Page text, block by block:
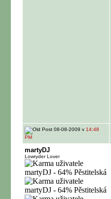
08-08-2009 v 14:48
PM
martyDJ
Lowryder Lover